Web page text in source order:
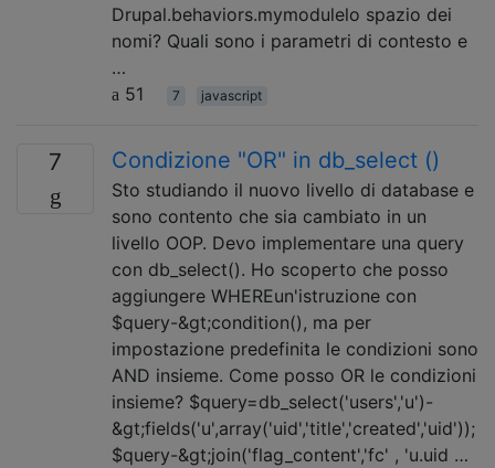
Drupal.behaviors.mymodulelo spazio dei
nomi? Quali sono i parametri di contesto e
…
51
7 javascript
7 Condizione "OR" in db_select ()
Sto studiando il nuovo livello di database e
sono contento che sia cambiato in un
livello OOP. Devo implementare una query
con db_select(). Ho scoperto che posso
aggiungere WHEREun'istruzione con
$query-&gt;condition(), ma per
impostazione predefinita le condizioni sono
AND insieme. Come posso OR le condizioni
insieme? $query=db_select('users','u')-
&gt;fields('u',array('uid','title','created','uid'));
$query-&gt;join('flag_content','fc' , 'u.uid …